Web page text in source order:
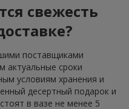
свежесть
поставщиками
актуальные сроки
условиям хранения и
десертный подарок и
в вазе не менее 5